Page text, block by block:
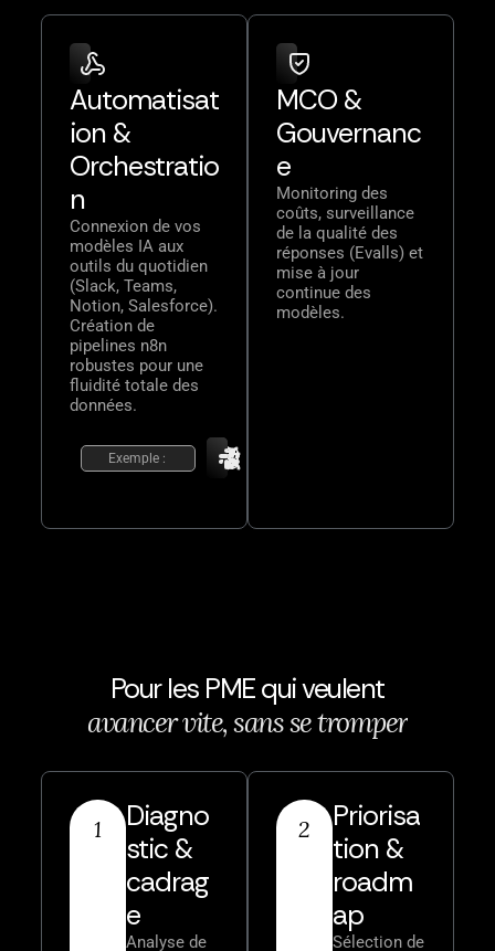
Automatisat
ion &
Orchestratio
n
Connexion de vos
modèles IA aux
outils du quotidien
(Slack, Teams,
Notion, Salesforce).
Création de
pipelines n8n
robustes pour une
fluidité totale des
données.
Exemple :
MCO &
Gouvernanc
e
Monitoring des
coûts, surveillance
de la qualité des
réponses (Evalls) et
mise à jour
continue des
modèles.
Pour les PME qui veulent
avancervite,sanssetromper
1
Diagno
stic &
cadrag
e
Analyse de
2
Priorisa
tion &
roadm
ap
Sélection de